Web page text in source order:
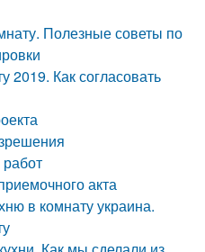
Полезные советы по
2019. Как согласовать
акта
в комнату украина.